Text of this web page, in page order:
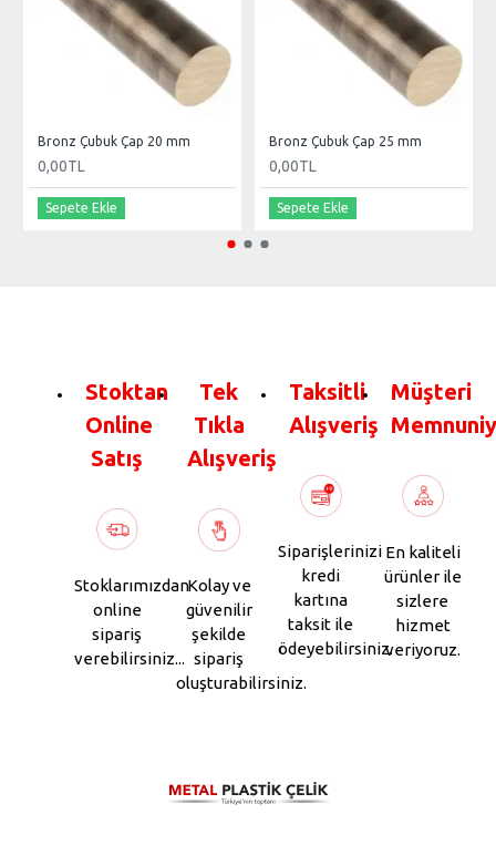
Bronz Çubuk Çap 20 mm
0,00TL
Sepete Ekle
Bronz Çubuk Çap 25 mm
0,00TL
Sepete Ekle
Stoktan
Online
Satış
Stoklarımızdan
online
sipariş
verebilirsiniz...
Tek
Tıkla
Alışveriş
Kolay ve
güvenilir
şekilde
sipariş
oluşturabilirsiniz.
Taksitli
Alışveriş
Siparişlerinizi
kredi
kartına
taksit ile
ödeyebilirsiniz.
Müşteri
En kaliteli
ürünler ile
sizlere
hizmet
veriyoruz.